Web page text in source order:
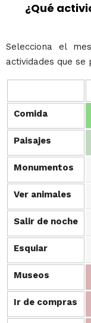
¿Qué
Selecciona el
actividades que se
Comida
Paisajes
Monumentos
Ver animales
Salir de noche
Esquiar
Museos
Ir de compras
Comida
Paisajes
Monumentos
Ver animales
Salir de noche
Esquiar
Museos
Ir de compras